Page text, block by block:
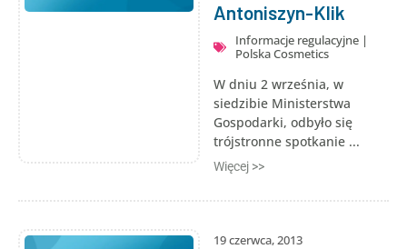
Antoniszyn-Klik
Informacje regulacyjne|
Polska Cosmetics
W dniu 2 września, w
siedzibie Ministerstwa
Gospodarki, odbyło się
trójstronne spotkanie ...
Więcej >>
19 czerwca, 2013